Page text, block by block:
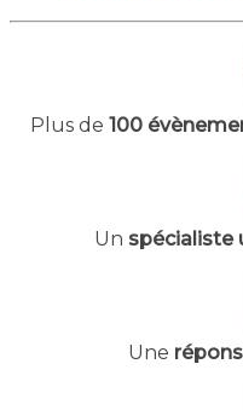
Plus de 100
Un spécialiste
Une